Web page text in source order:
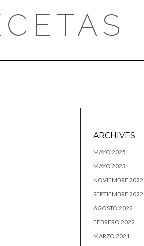
ARCHIVES
MAYO 2025
MAYO 2023
NOVIEMBRE 2022
SEPTIEMBRE 2022
AGOSTO 2022
FEBRERO 2022
MARZO 2021